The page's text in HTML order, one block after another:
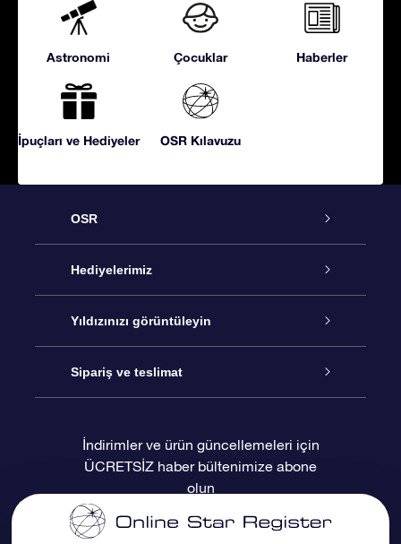
Astronomi Çocuklar Haberler
İpuçları ve Hediyeler OSR Kılavuzu
OSR
Hizmet
İletişim
Blogu
Değerlendirmeler
Hediyelerimiz
Çevrimiçi Yıldız Hediyesi
OSR Hediye Paketi
OSR Hediye Kartı
Kurumsal hediyeler
Yıldızınızı görüntüleyin
Star Register
Kişiselleştirilmiş Yıldız Sayfası
Bir Milyon Yıldız
Sipariş ve teslimat
Ödeme bilgileri
Sevkiyat bilgileri
İndirimler ve ürün güncellemeleri için
ÜCRETSİZ haber bültenimize abone
olun